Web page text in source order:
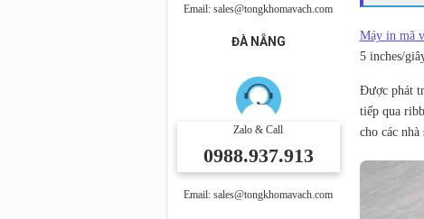
Email: sales@tongkhomavach.com
ĐÀ NẴNG
Zalo & Call
0988.937.913
Email: sales@tongkhomavach.com
Máy in mã
5 inches/
Được phát
tiếp qua
cho các